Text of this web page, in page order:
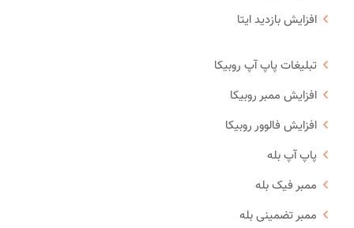
افزایش بازدید ایتا
تبلیغات پاپ آپ روبیکا
افزایش ممبر روبیکا
افزایش فالوور روبیکا
پاپ آپ بله
ممبر فیک بله
ممبر تضمینی بله